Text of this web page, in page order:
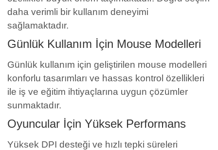
daha verimli bir kullanım deneyimi
sağlamaktadır.
Günlük Kullanım İçin Mouse Modelleri
Günlük kullanım için geliştirilen mouse modelleri
konforlu tasarımları ve hassas kontrol özellikleri
ile iş ve eğitim ihtiyaçlarına uygun çözümler
sunmaktadır.
Oyuncular İçin Yüksek Performans
Yüksek DPI desteği ve hızlı tepki süreleri